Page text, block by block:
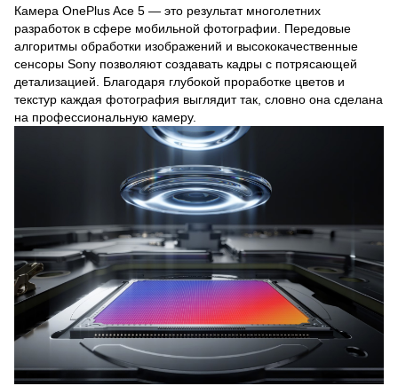
Камера OnePlus Ace 5 — это результат многолетних
разработок в сфере мобильной фотографии. Передовые
алгоритмы обработки изображений и высококачественные
сенсоры Sony позволяют создавать кадры с потрясающей
детализацией. Благодаря глубокой проработке цветов и
текстур каждая фотография выглядит так, словно она сделана
на профессиональную камеру.